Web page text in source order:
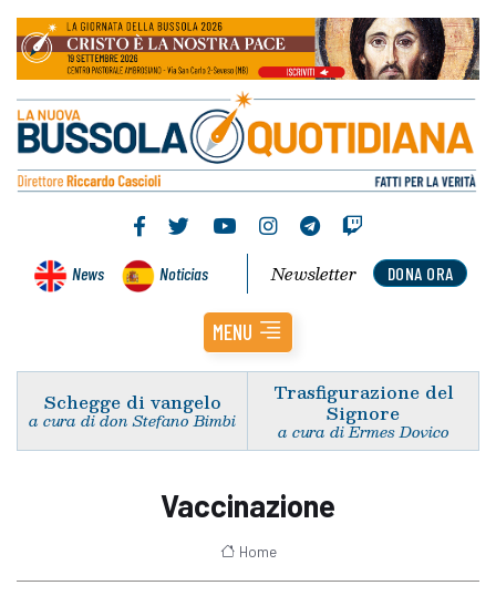
News Noticias DONA ORA
Newsletter
MENU
Schegge di vangelo
a cura di don Stefano Bimbi
Trasfigurazione del
Signore
a cura di Ermes Dovico
Vaccinazione
Home